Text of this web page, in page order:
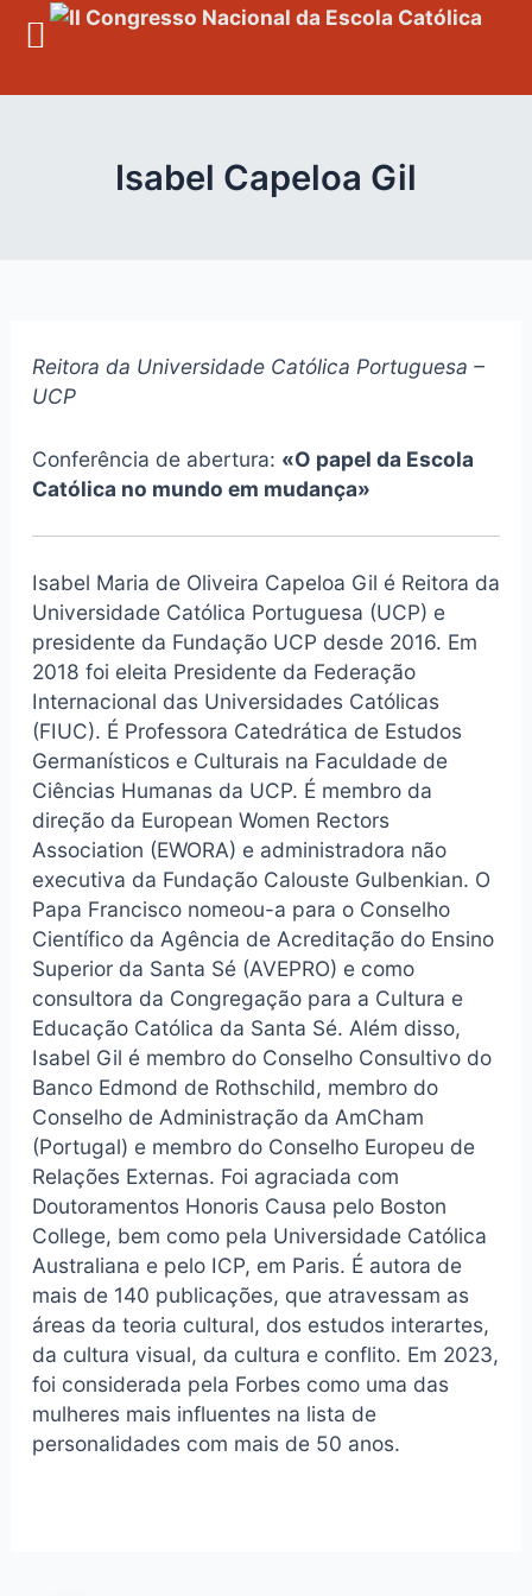
Isabel Capeloa Gil
Reitora da Universidade Católica Portuguesa –
UCP
Conferência de abertura: «O papel da Escola
Católica no mundo em mudança»
Isabel Maria de Oliveira Capeloa Gil é Reitora da
Universidade Católica Portuguesa (UCP) e
presidente da Fundação UCP desde 2016. Em
2018 foi eleita Presidente da Federação
Internacional das Universidades Católicas
(FIUC). É Professora Catedrática de Estudos
Germanísticos e Culturais na Faculdade de
Ciências Humanas da UCP. É membro da
direção da European Women Rectors
Association (EWORA) e administradora não
executiva da Fundação Calouste Gulbenkian. O
Papa Francisco nomeou-a para o Conselho
Científico da Agência de Acreditação do Ensino
Superior da Santa Sé (AVEPRO) e como
consultora da Congregação para a Cultura e
Educação Católica da Santa Sé. Além disso,
Isabel Gil é membro do Conselho Consultivo do
Banco Edmond de Rothschild, membro do
Conselho de Administração da AmCham
(Portugal) e membro do Conselho Europeu de
Relações Externas. Foi agraciada com
Doutoramentos Honoris Causa pelo Boston
College, bem como pela Universidade Católica
Australiana e pelo ICP, em Paris. É autora de
mais de 140 publicações, que atravessam as
áreas da teoria cultural, dos estudos interartes,
da cultura visual, da cultura e conflito. Em 2023,
foi considerada pela Forbes como uma das
mulheres mais influentes na lista de
personalidades com mais de 50 anos.